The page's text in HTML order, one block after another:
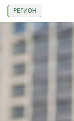
РЕГИОН